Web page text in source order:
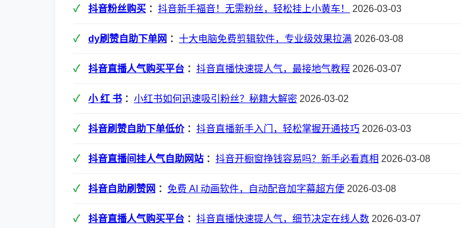
抖音粉丝购买 ： 抖音新手福音！无需粉丝，轻松挂上小黄车！ 2026-03-03
dy刷赞自助下单网 ： 十大电脑免费剪辑软件，专业级效果拉满 2026-03-08
抖音直播人气购买平台 ： 抖音直播快速提人气，最接地气教程 2026-03-07
小 红 书 ： 小红书如何迅速吸引粉丝？秘籍大解密 2026-03-02
抖音刷赞自助下单低价： 抖音直播新手入门，轻松掌握开通技巧 2026-03-03
抖音直播间挂人气自助网站 ： 抖音开橱窗挣钱容易吗？新手必看真相 2026-03-08
抖音自助刷赞网 ： 免费 AI 动画软件，自动配音加字幕超方便 2026-03-08
抖音直播人气购买平台 ： 抖音直播快速提人气，细节决定在线人数 2026-03-07